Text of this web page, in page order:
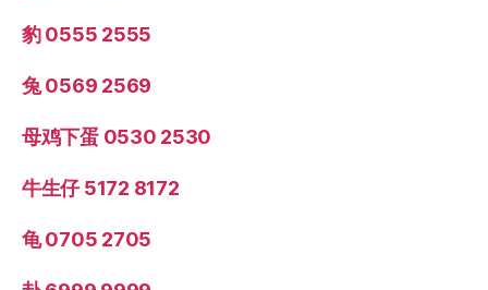
豹 0555 2555
兔 0569 2569
母鸡下蛋 0530 2530
牛生仔 5172 8172
龟 0705 2705